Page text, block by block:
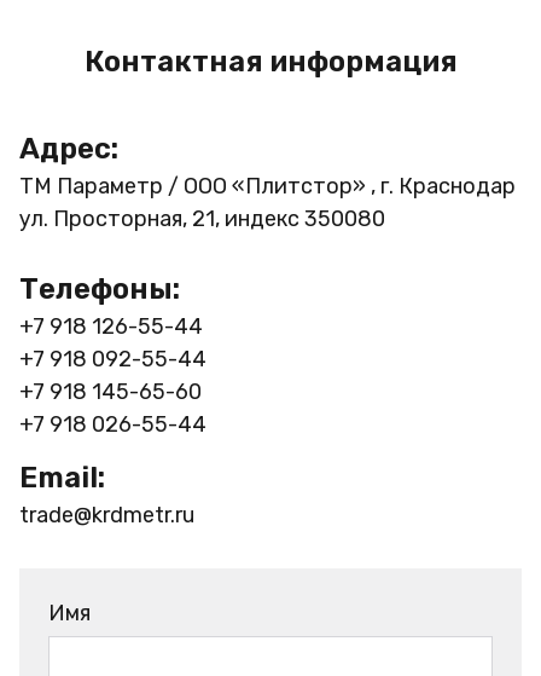
Контактная информация
Адрес:
ТМ Параметр / ООО «Плитстор» , г. Краснодар
ул. Просторная, 21, индекс 350080
Телефоны:
+7 918 126-55-44
+7 918 092-55-44
+7 918 145-65-60
+7 918 026-55-44
Email:
trade@krdmetr.ru
Имя